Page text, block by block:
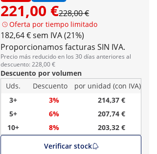
221,00 €228,00 €
Oferta por tiempo limitado
182,64 € sem IVA (21%)
Proporcionamos facturas SIN IVA.
Precio más reducido en los 30 días anteriores al
descuento: 228,00 €
Descuento por volumen
Uds.
Descuento
por unidad (con IVA)
3+
3%
214,37 €
5+
6%
207,74 €
10+
8%
203,32 €
Verificar stock